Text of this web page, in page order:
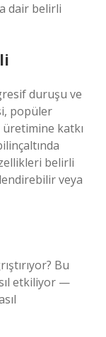
dair belirli
duruşu ve
popüler
katkı
belirli
veya
Bu
etkiliyor —